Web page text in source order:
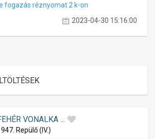
fogazás réznyomat 2 k-on
2023-04-30 15:16:00
VONALKA ...
Repülő (IV.)